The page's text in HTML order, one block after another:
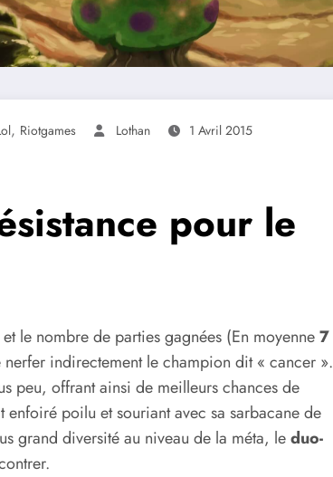
, Riotgames Lothan
1 Avril 2015
pour le
le nombre de parties gagnées (En moyenne7
indirectement le champion dit « cancer ».
peu, offrant ainsi de meilleurs chances de
poilu et souriant avec sa sarbacane de
grand diversité au niveau de la méta, leduo-